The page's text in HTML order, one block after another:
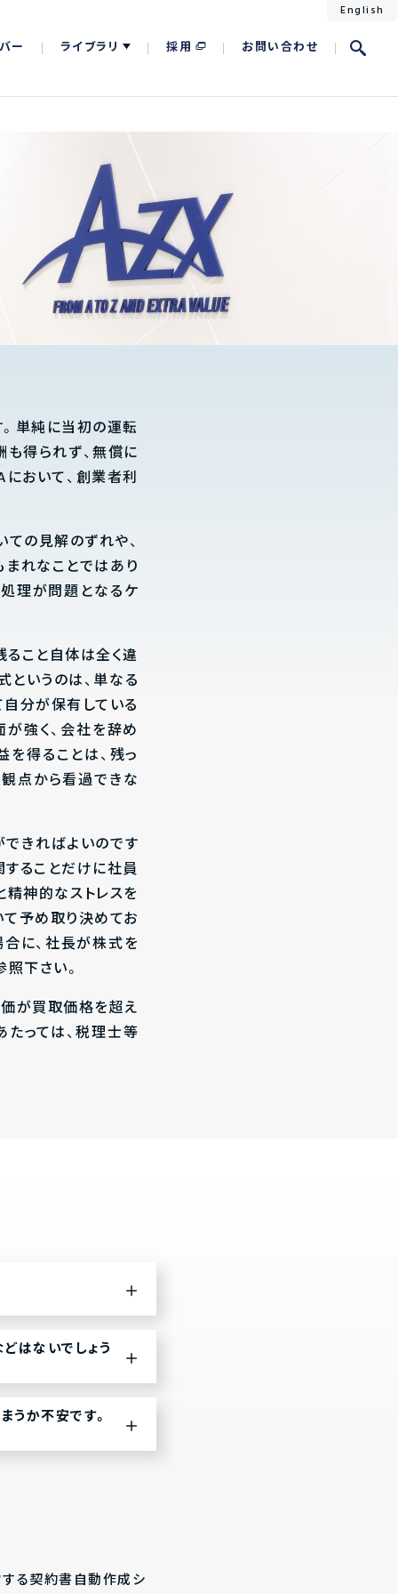
ー ライブラリ 採用 お問い合わせ
English
単純に当初の運転
得られず、無償に
おいて、創業者利
の見解のずれや、
れなことではあり
理が問題となるケ
ること自体は全く違
というのは、単なる
分が保有している
強く、会社を辞め
得ることは、残っ
点から看過できな
きればよいのです
することだけに社員
神的なストレスを
て予め取り決めてお
に、社長が株式を
下さい。
が買取価格を超え
っては、税理士等
はないでしょう
うか不安です。
する契約書自動作成シ